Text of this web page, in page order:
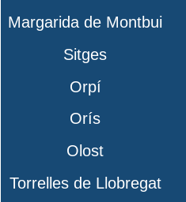
Margarida de Montbui
Sitges
Orpí
Orís
Olost
Torrelles de Llobregat